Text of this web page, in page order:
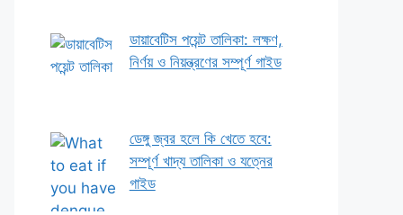
ডায়াবেটিস পয়েন্ট তালিকা: লক্ষণ,
নির্ণয় ও নিয়ন্ত্রণের সম্পূর্ণ গাইড
ডেঙ্গু জ্বর হলে কি খেতে হবে:
সম্পূর্ণ খাদ্য তালিকা ও যত্নের
গাইড